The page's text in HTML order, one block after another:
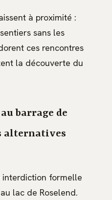
à proximité :
sans les
ces rencontres
la découverte du
barrage de
alternatives
interdiction formelle
lac de Roselend.